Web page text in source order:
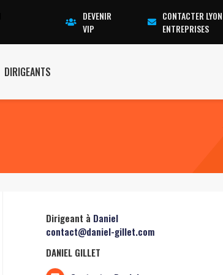
DEVENIR
VIP
CONTACTER LYON
ENTREPRISES
DIRIGEANTS
Dirigeant à Daniel
contact@daniel-gillet.com
DANIEL GILLET